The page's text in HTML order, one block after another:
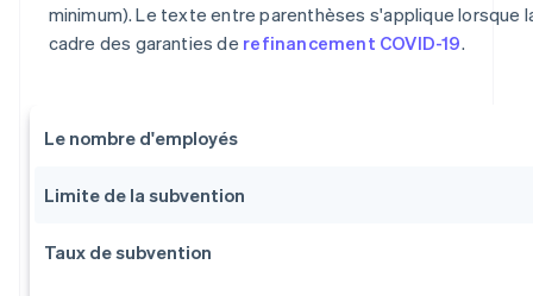
minimum). Le texte entre parenthèses s'applique
cadre des garanties de refinancement COVID-19.
Le nombre d'employés
Limite de la subvention
Taux de subvention